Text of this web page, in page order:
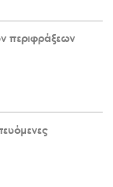
περιφράξεων